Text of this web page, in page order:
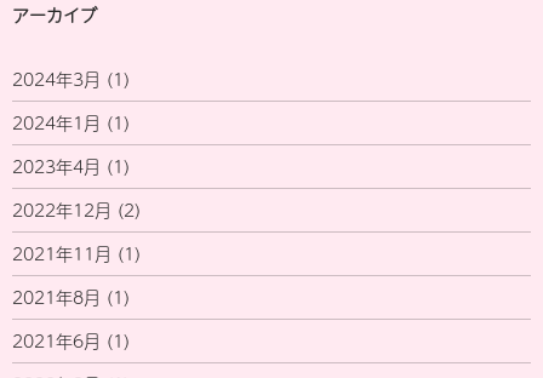
アーカイブ
2024年3月 (1)
2024年1月 (1)
2023年4月 (1)
2022年12月 (2)
2021年11月 (1)
2021年8月 (1)
2021年6月 (1)